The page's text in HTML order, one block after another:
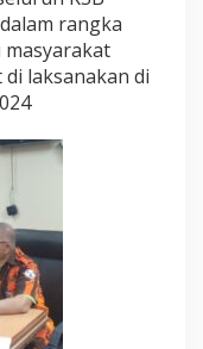
rangka
laksanakan di